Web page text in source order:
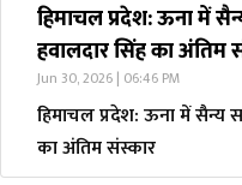
हिमाचल प्रदेश: ऊना में
हवालदार सिंह का अंतिम
Jun 30, 2026 | 06:46 PM
हिमाचल प्रदेश: ऊना में सैन्य
का अंतिम संस्कार